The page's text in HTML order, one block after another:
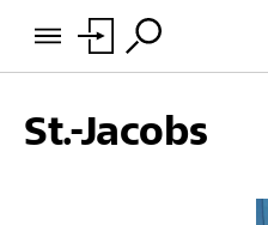
St.-Jacobs